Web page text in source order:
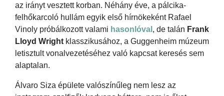
az irányt vesztett korban. Néhány éve, a pálcika-
felhőkarcoló hullám egyik első hírnökeként Rafael
Vinoly próbálkozott valami hasonlóval , de talán Frank
Lloyd Wright klasszikusához, a Guggenheim múzeum
letisztult vonalvezetéséhez való kapcsat keresés sem
alaptalan.
Álvaro Siza épülete valószínűleg nem lesz az